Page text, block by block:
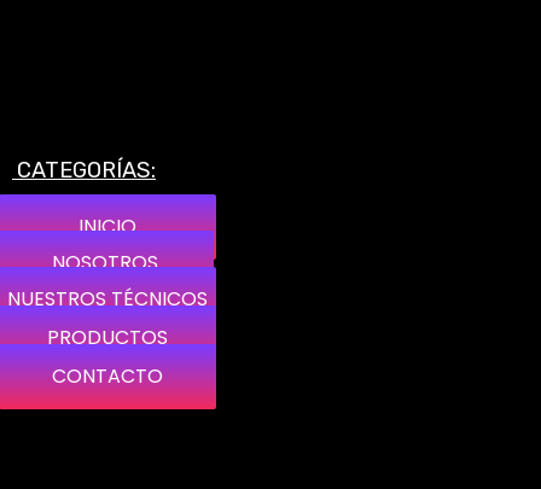
CATEGORÍAS:
INICIO
INICIO
NOSOTROS
NOSOTROS
NUESTROS TÉCNICOS
NUESTROS TÉCNICOS
PRODUCTOS
PRODUCTOS
CONTACTO
CONTACTO